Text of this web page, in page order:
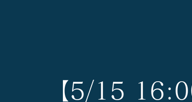
【5/15